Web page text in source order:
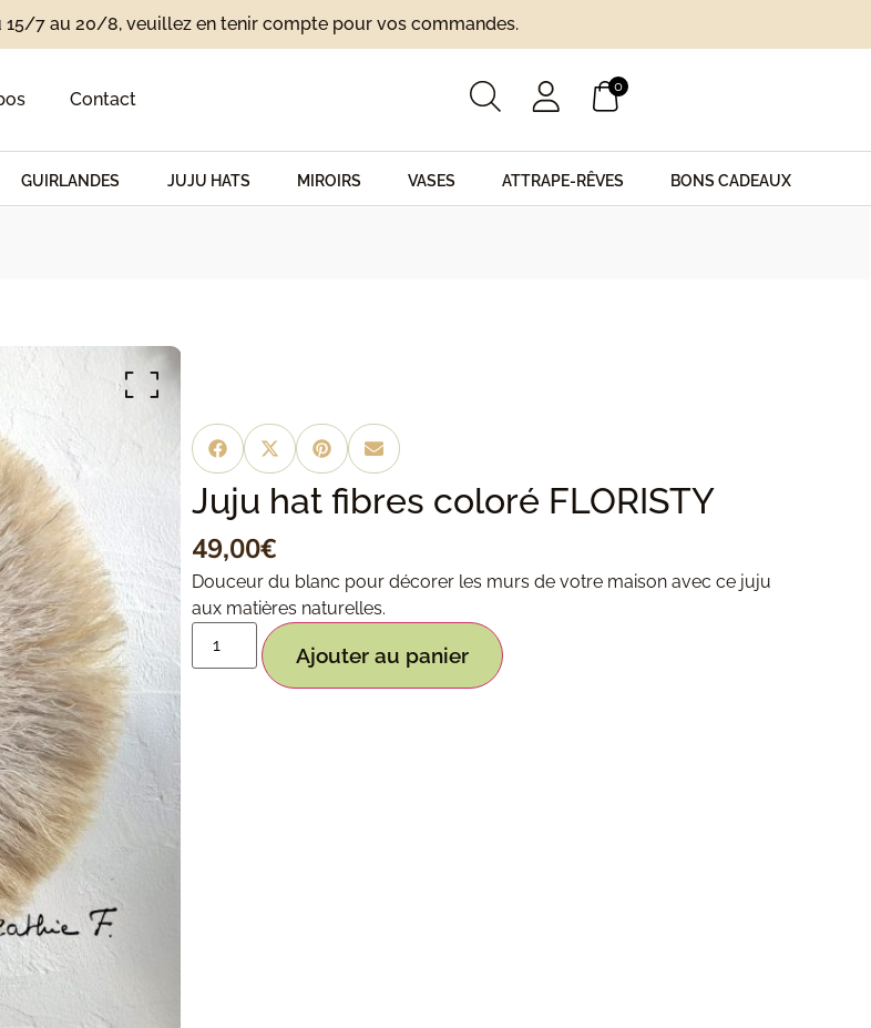
7 au 20/8, veuillez en tenir compte pour vos commandes.
Contact
0
GUIRLANDES JUJU HATS MIROIRS VASES ATTRAPE-RÊVES BONS CADEAUX
Juju hat fibres coloré FLORISTY
49,00€
Douceur du blanc pour décorer les murs de votre maison avec ce juju
aux matières naturelles.
Ajouter au panier